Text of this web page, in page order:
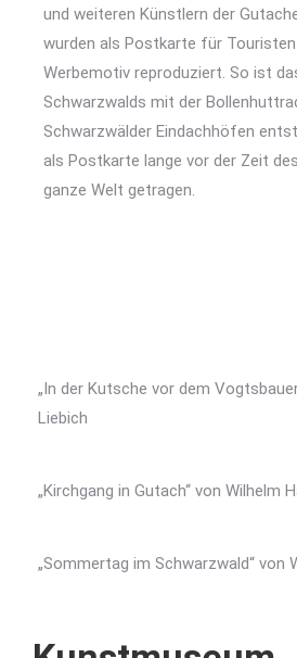
und weiteren Künstlern der
wurden als Postkarte für
Werbemotiv reproduziert. So ist
Schwarzwalds mit der
Schwarzwälder Eindachhöfen
als Postkarte lange vor der Zeit
ganze Welt getragen.
„In der Kutsche vor dem
Liebich
„Kirchgang in Gutach“ von Wilhelm
„Sommertag im Schwarzwald“ von